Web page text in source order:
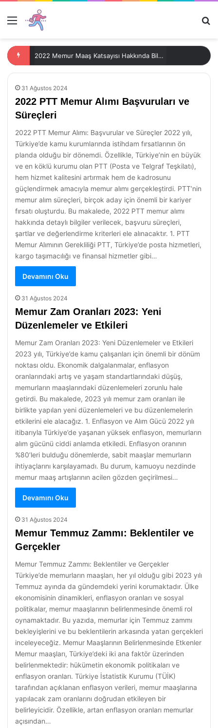
Menü
2022 Memur Maaş Katsayısı Hakkında Bilgiler
31 Ağustos 2024
2022 PTT Memur Alımı Başvuruları ve
Süreçleri
2022 PTT Memur Alımı: Başvurular ve Süreçler 2022 yılı,
Türkiye’de kamu kurumlarında istihdam fırsatlarının ön
planda olduğu bir dönemdi. Özellikle, Türkiye’nin en büyük
ve en köklü kurumu olan PTT (Posta ve Telgraf Teşkilatı),
hem hizmet kalitesini artırmak hem de kadrosunu
güçlendirmek amacıyla memur alımı gerçekleştirdi. PTT’nin
memur alım süreçleri, birçok aday için önemli bir kariyer
fırsatı oluşturdu. Bu makalede, 2022 PTT memur alımı
hakkında detaylı bilgiler verilecek, başvuru süreçleri,
şartlar ve değerlendirme kriterleri ele alınacaktır. 1. PTT
Memur Alımının Gerekliliği PTT, Türkiye’de posta hizmetleri,
kargo taşımacılığı ve finansal hizmetler gibi…
Devamını Oku
31 Ağustos 2024
Memur Zam Oranları 2023: Yeni
Düzenlemeler ve Etkileri
Memur Zam Oranları 2023: Yeni Düzenlemeler ve Etkileri
2023 yılı, Türkiye’de kamu çalışanları için önemli bir dönüm
noktası oldu. Ekonomik dalgalanmalar, enflasyon
oranlarındaki artış ve yaşam standartlarındaki düşüş,
memurların maaşlarındaki düzenlemeleri zorunlu hale
getirdi. Bu makalede, 2023 yılı memur zam oranları ile
birlikte yapılan yeni düzenlemeleri ve bu düzenlemelerin
etkilerini ele alacağız. 1. Enflasyon ve Alım Gücü 2022 yılı
itibarıyla Türkiye’de yaşanan yüksek enflasyon, memurların
alım gücünü ciddi anlamda etkiledi. Enflasyon oranının
%80’leri bulduğu dönemlerde, sabit maaşlar memurların
ihtiyaçlarını karşılayamadı. Bu durum, kamuoyu nezdinde
memur maaş artışlarının acilen gözden geçirilmesi…
Devamını Oku
31 Ağustos 2024
Memur Temmuz Zammı: Beklentiler ve
Gerçekler
Memur Temmuz Zammı: Beklentiler ve Gerçekler
Türkiye’de memurların maaşları, her yıl olduğu gibi 2023 yılı
Temmuz ayında da gündemdeki yerini korumaktadır. Ülke
ekonomisinin dinamikleri, enflasyon oranları ve sosyal
politikalar, memur maaşlarının belirlenmesinde önemli rol
oynamaktadır. Bu yazıda, memurlar için Temmuz zammı
bekleyişlerini ve bu beklentilerin arkasında yatan gerçekleri
inceleyeceğiz. Memur Maaşlarının Belirlenmesinde Etkenler
Memur maaşları, Türkiye’deki iki ana faktör üzerinden
belirlenmektedir: hükümetin ekonomik politikaları ve
enflasyon oranları. Türkiye İstatistik Kurumu (TÜİK)
tarafından açıklanan enflasyon verileri, memur maaşlarına
yapılacak zam oranlarını doğrudan etkileyen bir
belirleyicidir. Özellikle, artan enflasyon oranları memurlar
açısından…